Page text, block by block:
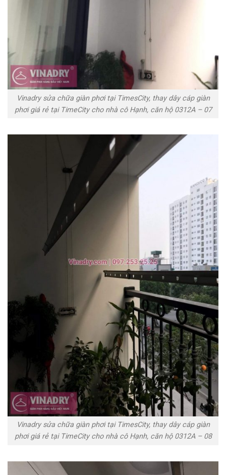
Vinadry sửa chữa giàn phơi tại TimesCity, thay dây cáp giàn
phơi giá rẻ tại TimeCity cho nhà cô Hạnh, căn hộ 0312A – 07
Vinadry sửa chữa giàn phơi tại TimesCity, thay dây cáp giàn
phơi giá rẻ tại TimeCity cho nhà cô Hạnh, căn hộ 0312A – 08